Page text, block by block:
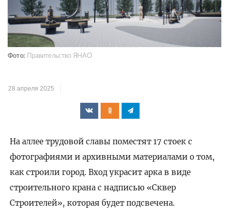
Фото: Правительство ЯНАО
28 апреля 2025
На аллее трудовой славы поместят 17 стоек с
фотографиями и архивными материалами о том,
как строили город. Вход украсит арка в виде
строительного крана с надписью «Сквер
Строителей», которая будет подсвечена.